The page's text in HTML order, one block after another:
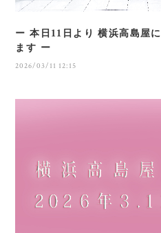
ー 本日11日より 横浜高島屋
ます ー
2026/03/11 12:15